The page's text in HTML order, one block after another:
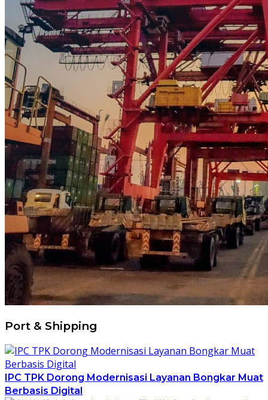
Port & Shipping
IPC TPK Dorong Modernisasi Layanan Bongkar Muat
Berbasis Digital